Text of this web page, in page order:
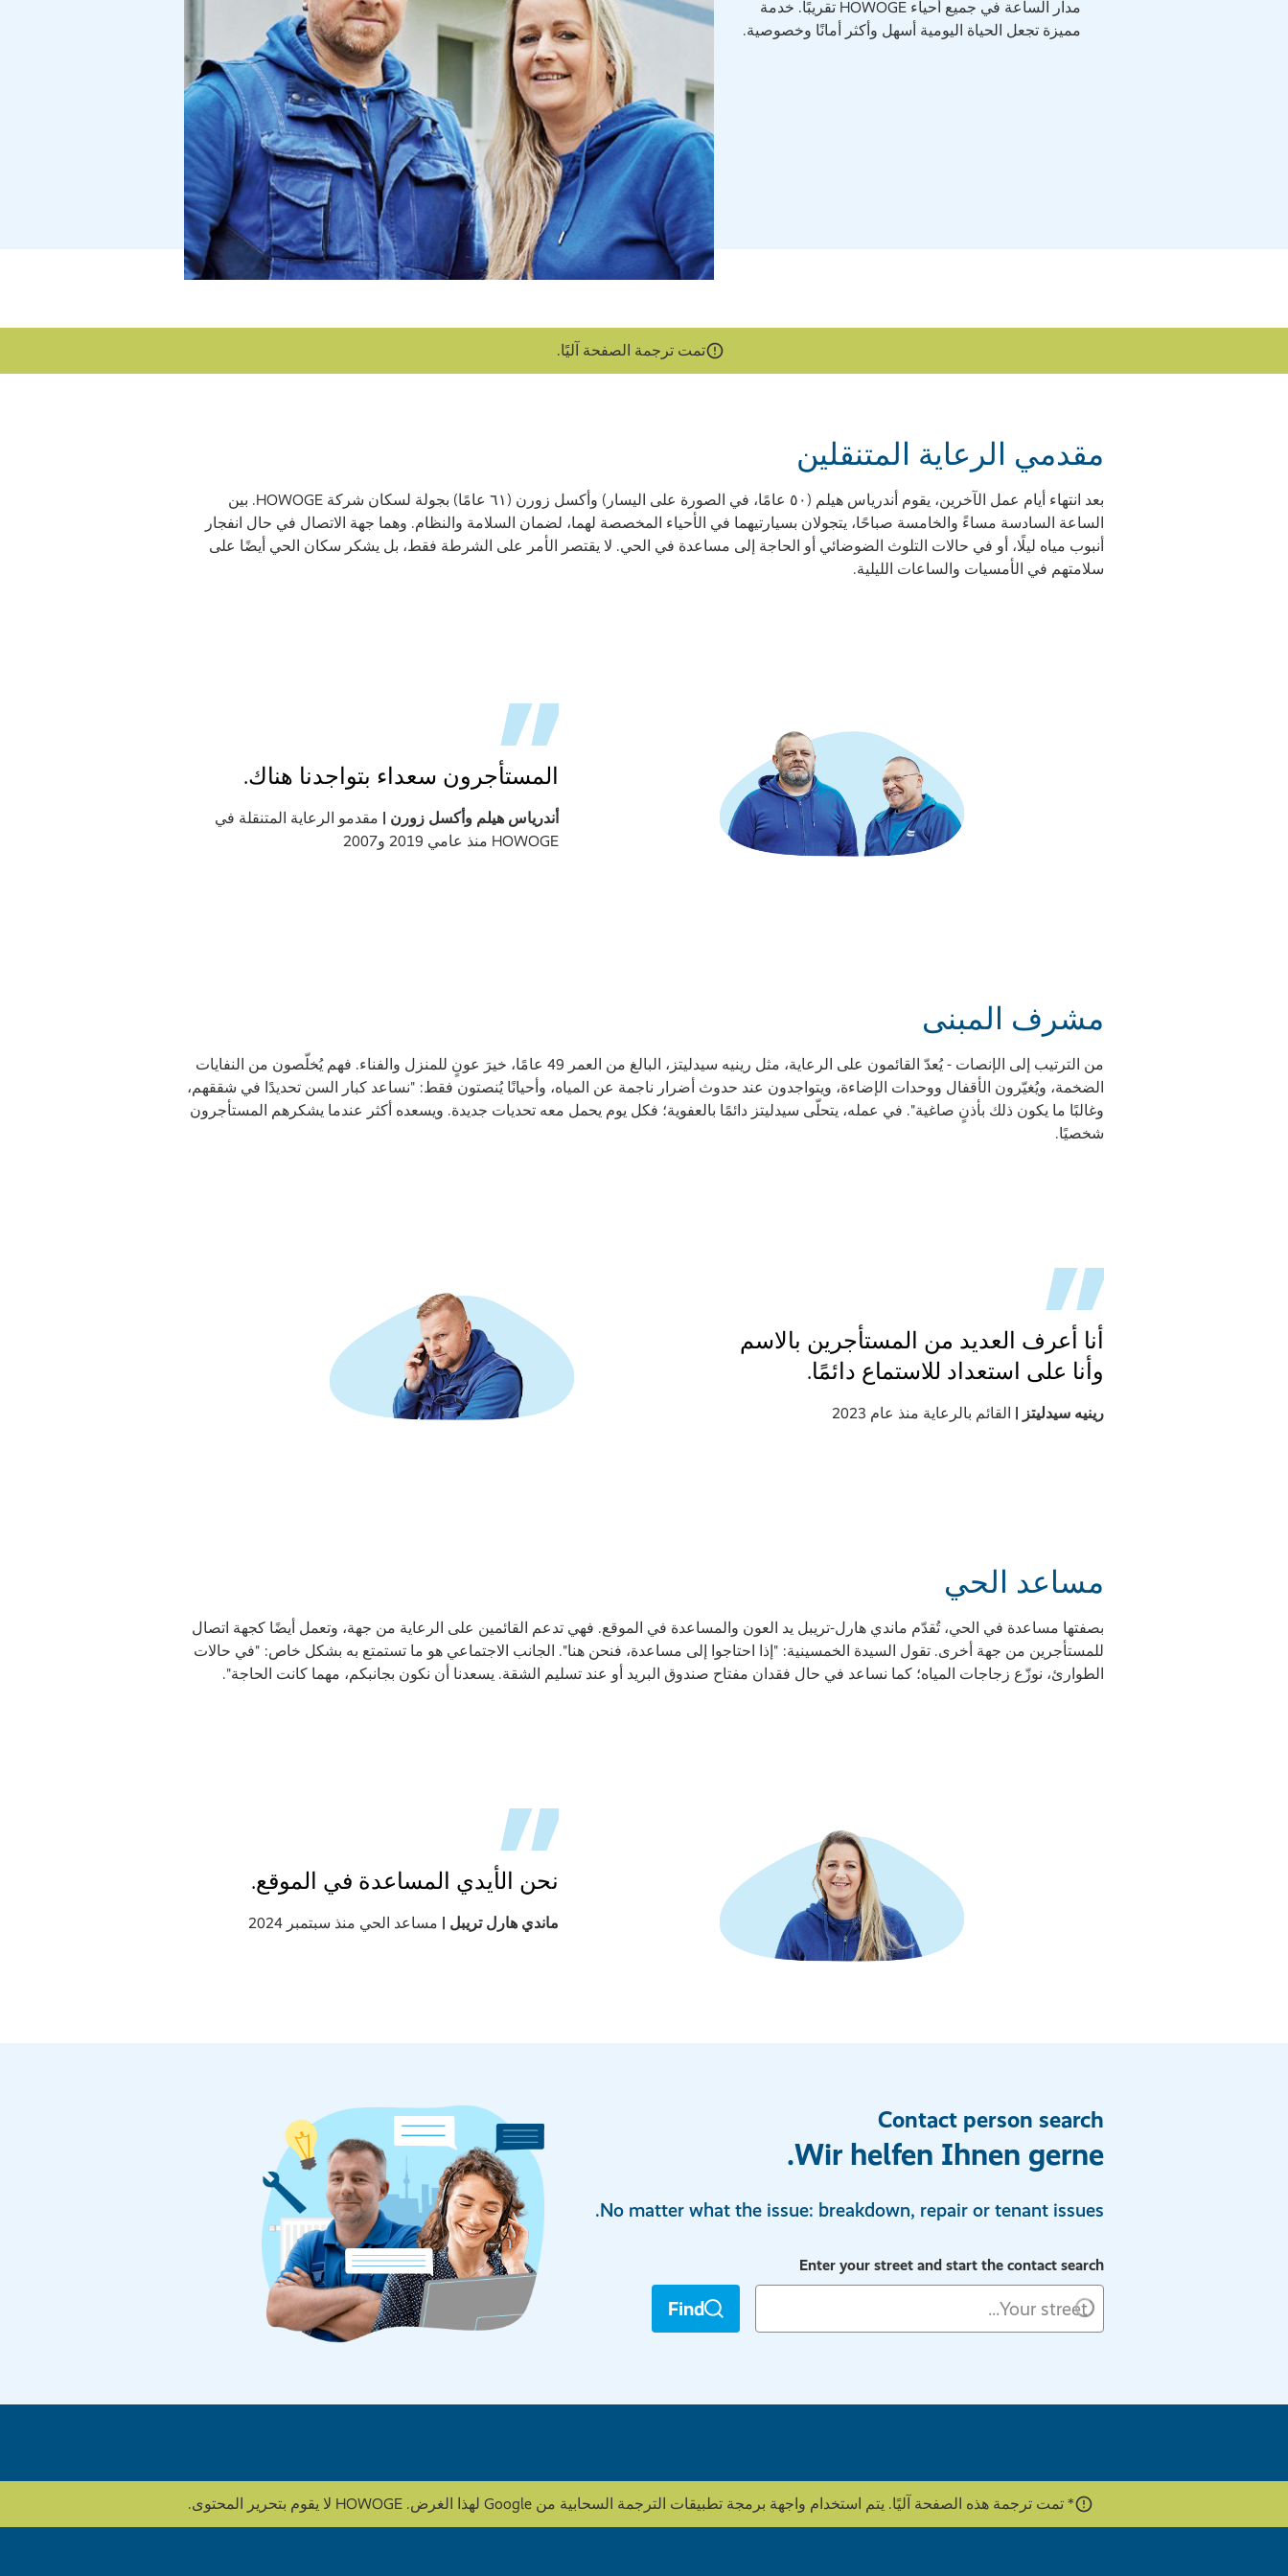
مدار الساعة في جميع أحياء HOWOGE تقريبًا. خدمة
مميزة تجعل الحياة اليومية أسهل وأكثر أمانًا وخصوصية.
تمت ترجمة الصفحة آليًا.
مقدمي الرعاية المتنقلين
بعد انتهاء أيام عمل الآخرين، يقوم أندرياس هيلم (٥٠ عامًا، في الصورة على اليسار) وأكسل زورن (٦١ عامًا) بجولة لسكان شركة HOWOGE. بين
الساعة السادسة مساءً والخامسة صباحًا، يتجولان بسيارتيهما في الأحياء المخصصة لهما، لضمان السلامة والنظام. وهما جهة الاتصال في حال انفجار
أنبوب مياه ليلًا، أو في حالات التلوث الضوضائي أو الحاجة إلى مساعدة في الحي. لا يقتصر الأمر على الشرطة فقط، بل يشكر سكان الحي أيضًا على
سلامتهم في الأمسيات والساعات الليلية.
المستأجرون سعداء بتواجدنا هناك.
أندرياس هيلم وأكسل زورن | مقدمو الرعاية المتنقلة في
HOWOGE منذ عامي 2019 و2007
مشرف المبنى
من الترتيب إلى الإنصات - يُعدّ القائمون على الرعاية، مثل رينيه سيدليتز، البالغ من العمر 49 عامًا، خيرَ عونٍ للمنزل والفناء. فهم يُخلّصون من النفايات
الضخمة، ويُغيّرون الأقفال ووحدات الإضاءة، ويتواجدون عند حدوث أضرار ناجمة عن المياه، وأحيانًا يُنصتون فقط: "نساعد كبار السن تحديدًا في شققهم،
وغالبًا ما يكون ذلك بأذنٍ صاغية". في عمله، يتحلّى سيدليتز دائمًا بالعفوية؛ فكل يوم يحمل معه تحديات جديدة. ويسعده أكثر عندما يشكرهم المستأجرون
شخصيًا.
أنا أعرف العديد من المستأجرين بالاسم
وأنا على استعداد للاستماع دائمًا.
رينيه سيدليتز | القائم بالرعاية منذ عام 2023
مساعد الحي
بصفتها مساعدة في الحي، تُقدّم ماندي هارل-تريبل يد العون والمساعدة في الموقع. فهي تدعم القائمين على الرعاية من جهة، وتعمل أيضًا كجهة اتصال
للمستأجرين من جهة أخرى. تقول السيدة الخمسينية: "إذا احتاجوا إلى مساعدة، فنحن هنا". الجانب الاجتماعي هو ما تستمتع به بشكل خاص: "في حالات
الطوارئ، نوزّع زجاجات المياه؛ كما نساعد في حال فقدان مفتاح صندوق البريد أو عند تسليم الشقة. يسعدنا أن نكون بجانبكم، مهما كانت الحاجة".
نحن الأيدي المساعدة في الموقع.
ماندي هارل تريبل | مساعد الحي منذ سبتمبر 2024
Contact person search
Wir helfen Ihnen gerne.
No matter what the issue: breakdown, repair or tenant issues.
Enter your street and start the contact search
Find
* تمت ترجمة هذه الصفحة آليًا. يتم استخدام واجهة برمجة تطبيقات الترجمة السحابية من Google لهذا الغرض. HOWOGE لا يقوم بتحرير المحتوى.